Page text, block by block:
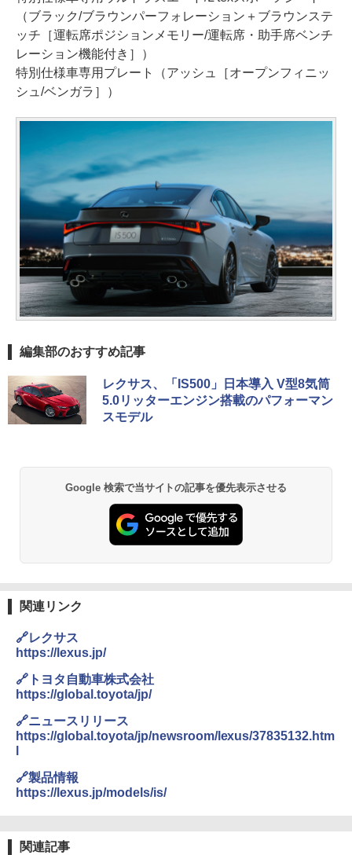
（ブラック/ブラウンパーフォレーション＋ブラウンステ
ッチ［運転席ポジションメモリー/運転席・助手席ベンチ
レーション機能付き］）
特別仕様車専用プレート（アッシュ［オープンフィニッ
シュ/ベンガラ］）
編集部のおすすめ記事
レクサス、「IS500」日本導入 V型8気筒
5.0リッターエンジン搭載のパフォーマン
スモデル
Google 検索で当サイトの記事を優先表示させる
関連リンク
🔗レクサス
https://lexus.jp/
🔗トヨタ自動車株式会社
https://global.toyota/jp/
🔗ニュースリリース
https://global.toyota/jp/newsroom/lexus/37835132.htm
🔗製品情報
https://lexus.jp/models/is/
関連記事